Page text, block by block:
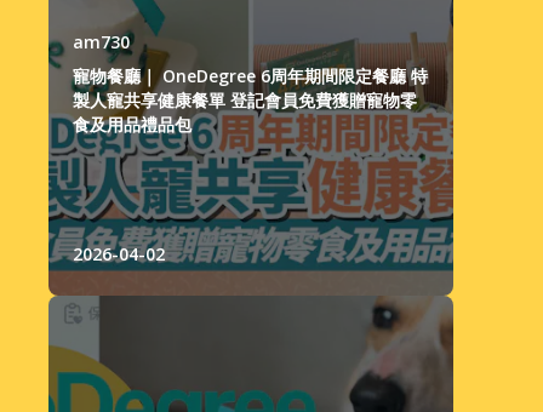
am730
寵物餐廳｜ OneDegree 6周年期間限定餐廳 特
製人寵共享健康餐單 登記會員免費獲贈寵物零
食及用品禮品包
2026-04-02